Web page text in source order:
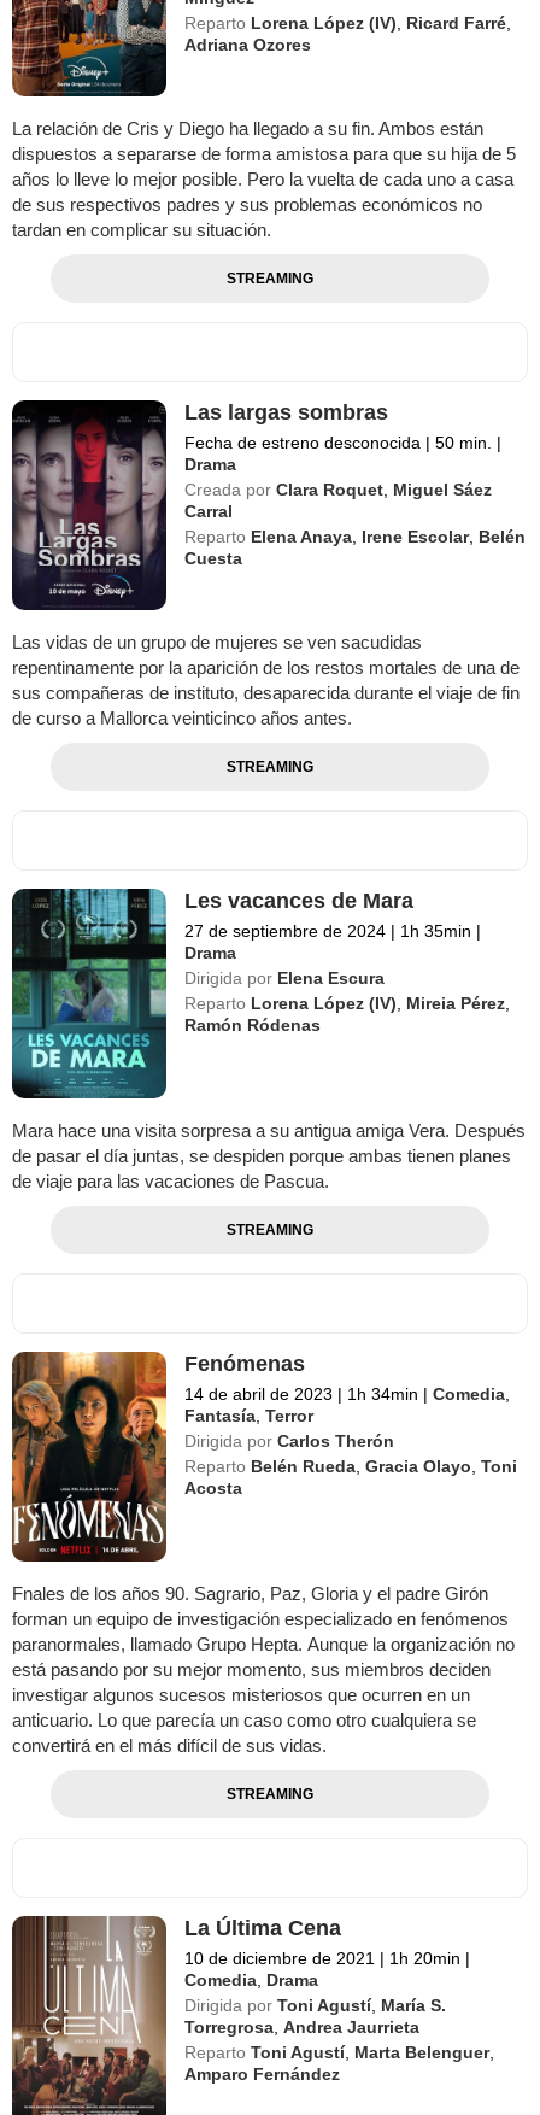
Reparto Lorena López (IV) Ricard Farré
Adriana Ozores
La relación de Cris y Diego ha llegado a su fin. Ambos están
dispuestos a separarse de forma amistosa para que su hija de 5
años lo lleve lo mejor posible. Pero la vuelta de cada uno a casa
de sus respectivos padres y sus problemas económicos no
tardan en complicar su situación.
STREAMING
Las largas sombras
Fecha de estreno desconocida | 50 min. |
Drama
Creada por Clara Roquet Miguel Sáez
Carral
Reparto Elena Anaya Irene Escolar, Belén
Cuesta
Las vidas de un grupo de mujeres se ven sacudidas
repentinamente por la aparición de los restos mortales de una de
sus compañeras de instituto, desaparecida durante el viaje de fin
de curso a Mallorca veinticinco años antes.
STREAMING
Les vacances de Mara
27 de septiembre de 2024 | 1h 35min |
Drama
Dirigida por Elena Escura
Reparto Lorena López (IV) Mireia Pérez
Ramón Ródenas
Mara hace una visita sorpresa a su antigua amiga Vera. Después
de pasar el día juntas, se despiden porque ambas tienen planes
de viaje para las vacaciones de Pascua.
STREAMING
Fenómenas
14 de abril de 2023 | 1h 34min | Comedia
Fantasía ,Terror
Dirigida por Carlos Therón
Reparto Belén Rueda ,Gracia Olayo ,Toni
Acosta
Fnales de los años 90. Sagrario, Paz, Gloria y el padre Girón
forman un equipo de investigación especializado en fenómenos
paranormales, llamado Grupo Hepta. Aunque la organización no
está pasando por su mejor momento, sus miembros deciden
investigar algunos sucesos misteriosos que ocurren en un
anticuario. Lo que parecía un caso como otro cualquiera se
convertirá en el más difícil de sus vidas.
STREAMING
La Última Cena
10 de diciembre de 2021 | 1h 20min |
Comedia Drama
Dirigida por Toni Agustí, María S.
Torregrosa ,Andrea Jaurrieta
Reparto Toni Agustí, Marta Belenguer,
Amparo Fernández